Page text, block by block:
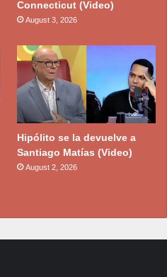
Connecticut (Video)
August 3, 2026
Hipólito se la devuelve a
Santiago Matías (Video)
August 2, 2026